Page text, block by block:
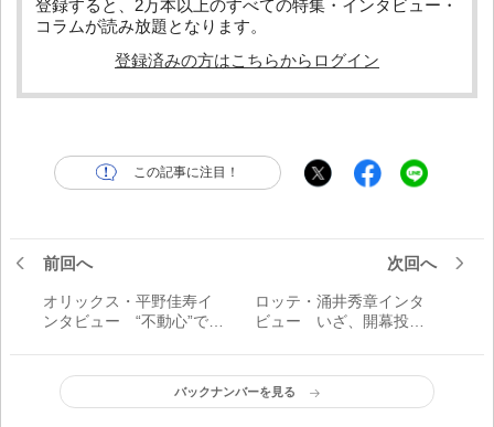
登録すると、2万本以上のすべての特集・インタビュー・
コラムが読み放題となります。
登録済みの方はこちらからログイン
この記事に注目！
前回へ
オリックス・平野佳寿イ
ンタビュー “不動心”で世
次回へ
ロッテ・涌井秀章インタ
ビュー いざ、開幕投手
経験すれば、シーズン中
にそれを超える緊張感と
いうのはなかなかない」
バックナンバーを見る